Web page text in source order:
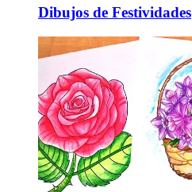
Dibujos de Festividades